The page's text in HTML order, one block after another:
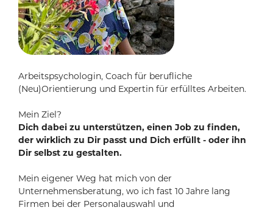
Arbeitspsychologin, Coach für berufliche
(Neu)Orientierung und Expertin für erfülltes Arbeiten.
Mein Ziel?
Dich dabei zu unterstützen, einen Job zu finden,
der wirklich zu Dir passt und Dich erfüllt - oder ihn
Dir selbst zu gestalten.
Mein eigener Weg hat mich von der
Unternehmensberatung, wo ich fast 10 Jahre lang
Firmen bei der Personalauswahl und